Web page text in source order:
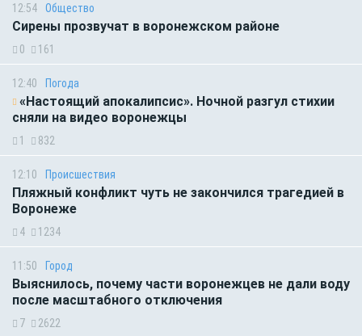
12:54 Общество
Сирены прозвучат в воронежском районе
0 161
12:40 Погода
«Настоящий апокалипсис». Ночной разгул стихии
сняли на видео воронежцы
1 832
12:10 Происшествия
Пляжный конфликт чуть не закончился трагедией в
Воронеже
4 1234
11:50 Город
Выяснилось, почему части воронежцев не дали воду
после масштабного отключения
7 2622